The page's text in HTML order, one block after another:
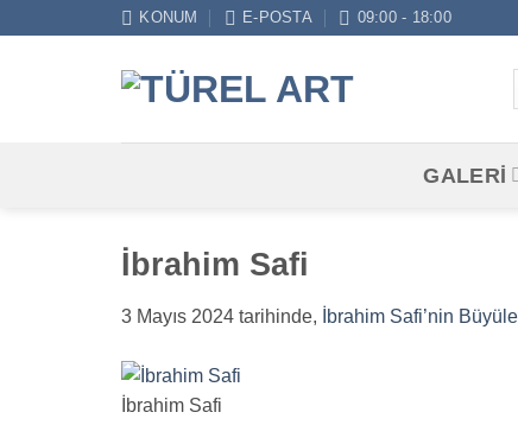
KONUM E-POSTA 09:00 - 18:00
GALERİ
İbrahim Safi
3 Mayıs 2024 tarihinde, İbrahim Safi’nin
İbrahim Safi